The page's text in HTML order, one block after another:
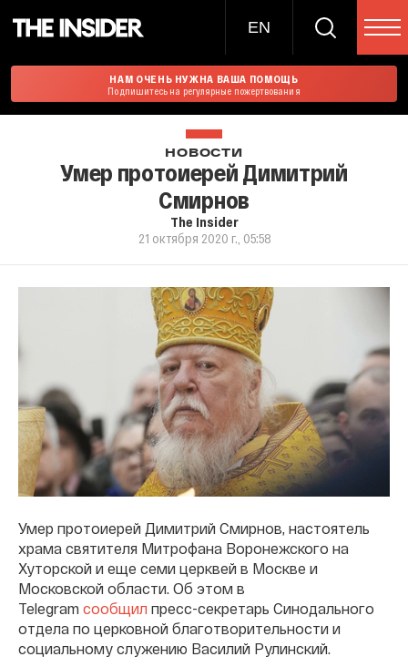
EN
НАМ ОЧЕНЬ НУЖНА ВАША ПОМОЩЬ
Подпишитесь на регулярные пожертвования
НОВОСТИ
Умер протоиерей Димитрий
Смирнов
The Insider
21 октября 2020 г., 05:58
Умер протоиерей Димитрий Смирнов, настоятель
храма святителя Митрофана Воронежского на
Хуторской и еще семи церквей в Москве и
Московской области. Об этом в
Telegram сообщил пресс-секретарь Синодального
отдела по церковной благотворительности и
социальному служению Василий Рулинский.